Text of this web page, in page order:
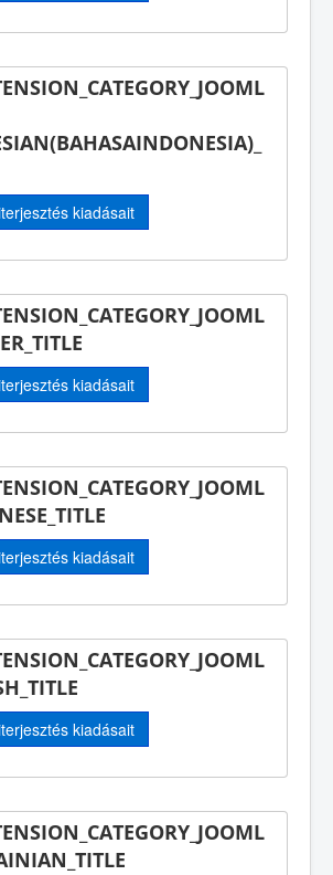
kiadásait
kiadásait
kiadásait
kiadásait